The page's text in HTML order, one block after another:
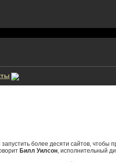
более десяти сайтов,
Билл Уилсон, исполнительный